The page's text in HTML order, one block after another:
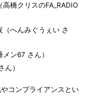
橋クリスのFA_RADIO
へんみぐうぇい さ
ン67 さん）
ん）
コンプライアンスとい